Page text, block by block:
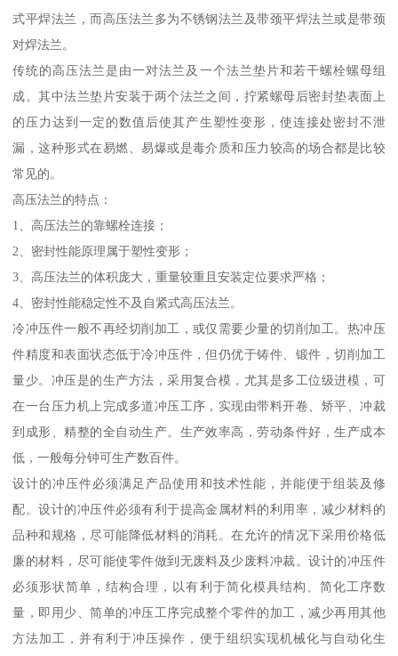
式平焊法兰，而高压法兰多为不锈钢法兰及带颈平焊法兰或是带颈
对焊法兰。
传统的高压法兰是由一对法兰及一个法兰垫片和若干螺栓螺母组
成。其中法兰垫片安装于两个法兰之间，拧紧螺母后密封垫表面上
的压力达到一定的数值后使其产生塑性变形，使连接处密封不泄
漏，这种形式在易燃、易爆或是毒介质和压力较高的场合都是比较
常见的。
高压法兰的特点：
1、高压法兰的靠螺栓连接；
2、密封性能原理属于塑性变形；
3、高压法兰的体积庞大，重量较重且安装定位要求严格；
4、密封性能稳定性不及自紧式高压法兰。
冷冲压件一般不再经切削加工，或仅需要少量的切削加工。热冲压
件精度和表面状态低于冷冲压件，但仍优于铸件、锻件，切削加工
量少。冲压是的生产方法，采用复合模，尤其是多工位级进模，可
在一台压力机上完成多道冲压工序，实现由带料开卷、矫平、冲裁
到成形、精整的全自动生产。生产效率高，劳动条件好，生产成本
低，一般每分钟可生产数百件。
设计的冲压件必须满足产品使用和技术性能，并能便于组装及修
配。设计的冲压件必须有利于提高金属材料的利用率，减少材料的
品种和规格，尽可能降低材料的消耗。在允许的情况下采用价格低
廉的材料，尽可能使零件做到无废料及少废料冲裁。设计的冲压件
必须形状简单，结构合理，以有利于简化模具结构、简化工序数
量，即用少、简单的冲压工序完成整个零件的加工，减少再用其他
方法加工，并有利于冲压操作，便于组织实现机械化与自动化生